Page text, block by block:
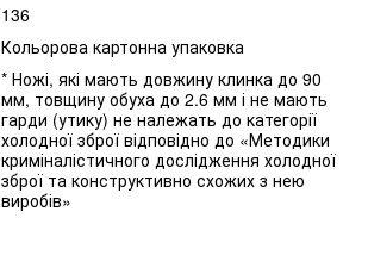
136
Кольорова картонна упаковка
* Ножі, які мають довжину клинка до 90
мм, товщину обуха до 2.6 мм і не мають
гарди (утику) не належать до категорії
холодної зброї відповідно до «Методики
криміналістичного дослідження холодної
зброї та конструктивно схожих з нею
виробів»